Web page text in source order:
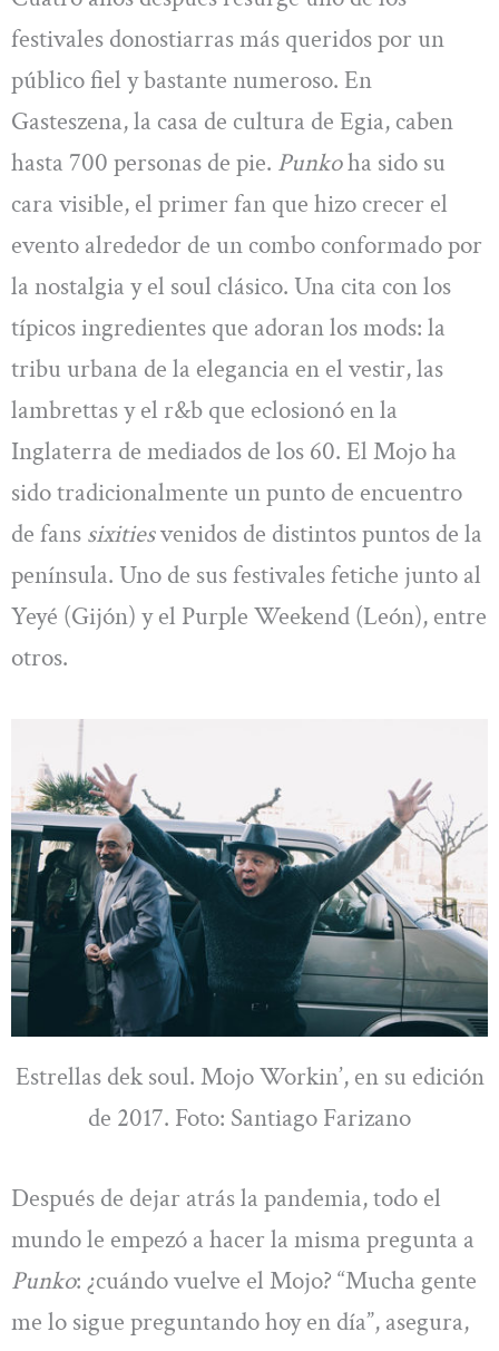
festivales donostiarras más queridos por un
público fiel y bastante numeroso. En
Gasteszena, la casa de cultura de Egia, caben
hasta 700 personas de pie. Punkoha sido su
cara visible, el primer fan que hizo crecer el
evento alrededor de un combo conformado por
la nostalgia y el soul clásico. Una cita con los
típicos ingredientes que adoran los mods: la
tribu urbana de la elegancia en el vestir, las
lambrettas y el r&b que eclosionó en la
Inglaterra de mediados de los 60. El Mojo ha
sido tradicionalmente un punto de encuentro
de fans sixitiesvenidos de distintos puntos de la
península. Uno de sus festivales fetiche junto al
Yeyé (Gijón) y el Purple Weekend (León), entre
otros.
Estrellas dek soul. Mojo Workin’, en su edición
de 2017. Foto: Santiago Farizano
Después de dejar atrás la pandemia, todo el
mundo le empezó a hacer la misma pregunta a
Punko: ¿cuándo vuelve el Mojo? “Mucha gente
me lo sigue preguntando hoy en día”, asegura,